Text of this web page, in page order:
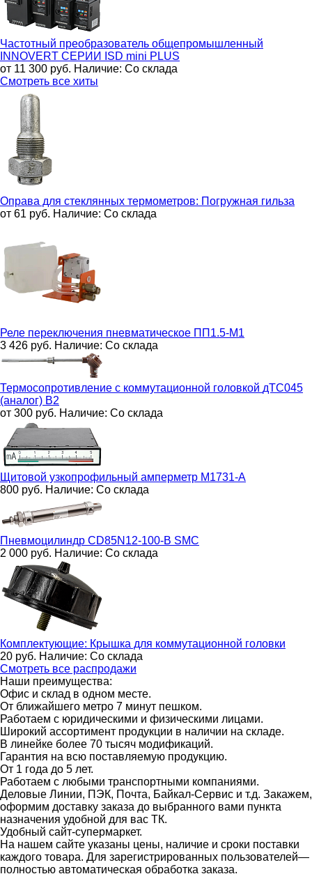
Частотный преобразователь общепромышленный
INNOVERT СЕРИИ ISD mini PLUS
от 11 300 руб. Наличие: Со склада
Смотреть все хиты
Оправа для стеклянных термометров: Погружная гильза
от 61 руб. Наличие: Со склада
Реле переключения пневматическое ПП1.5-М1
3 426 руб. Наличие: Со склада
Термосопротивление с коммутационной головкой дТС045
(аналог) В2
от 300 руб. Наличие: Со склада
Щитовой узкопрофильный амперметр М1731-А
800 руб. Наличие: Со склада
Пневмоцилиндр CD85N12-100-B SMC
2 000 руб. Наличие: Со склада
Комплектующие: Крышка для коммутационной головки
20 руб. Наличие: Со склада
Смотреть все распродажи
Наши преимущества:
Офис и склад в одном месте.
От ближайшего метро 7 минут пешком.
Работаем с юридическими и физическими лицами.
Широкий ассортимент продукции в наличии на складе.
В линейке более 70 тысяч модификаций.
Гарантия на всю поставляемую продукцию.
От 1 года до 5 лет.
Работаем с любыми транспортными компаниями.
Деловые Линии, ПЭК, Почта, Байкал-Сервис и т.д. Закажем,
оформим доставку заказа до выбранного вами пункта
назначения удобной для вас ТК.
Удобный сайт-супермаркет.
На нашем сайте указаны цены, наличие и сроки поставки
каждого товара. Для зарегистрированных пользователей—
полностью автоматическая обработка заказа.